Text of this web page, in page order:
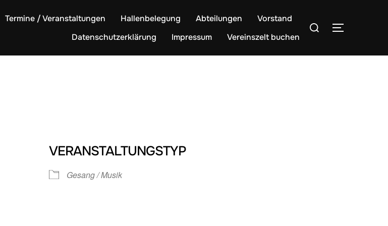
Termine / Veranstaltungen Hallenbelegung Abteilungen
Vorstand
Datenschutzerklärung
Impressum Vereinszelt buchen
Suchen
VERANSTALTUNGSTYP
Gesang / Musik